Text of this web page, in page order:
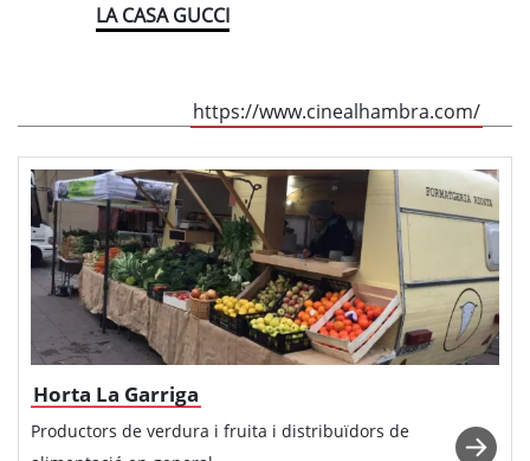
LA CASA GUCCI
https://www.cinealhambra.com/
Horta La Garriga
Productors de verdura i fruita i distribuïdors de